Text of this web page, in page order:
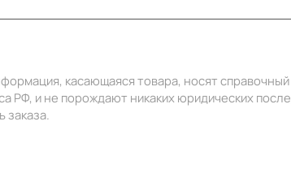
касающаяся товара, носят
РФ, и не порождают никаких юридических
заказа.